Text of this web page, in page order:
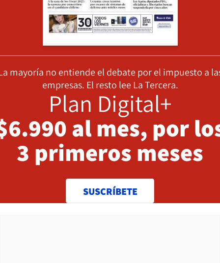
mayoría no entiende el debate por el impuesto a
empresas. El resto lee La Tercera.
Plan Digital+
al mes, por
3 primeros meses
SUSCRÍBETE